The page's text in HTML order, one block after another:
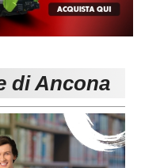
Carica la tua Rosa
di Ancona